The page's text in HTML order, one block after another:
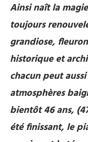
Ainsi naît la
toujours
grandiose,
historique et
chacun peut
atmosphères
bientôt 46 ans,
été finissant, le